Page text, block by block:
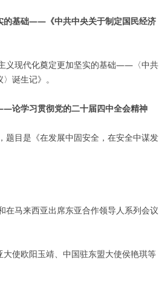
的基础——《中共中央关于制定国民经济
义现代化奠定更加坚实的基础——〈中共
诞生记》。
论学习贯彻党的二十届四中全会精神
题目是《在发展中固安全，在安全中谋发
在马来西亚出席东亚合作领导人系列会议
使欧阳玉靖、中国驻东盟大使侯艳琪等